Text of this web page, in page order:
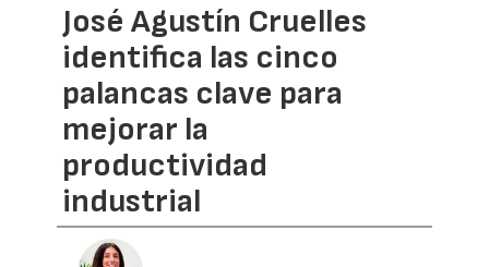
José Agustín Cruelles
identifica las cinco
palancas clave para
mejorar la
productividad
industrial